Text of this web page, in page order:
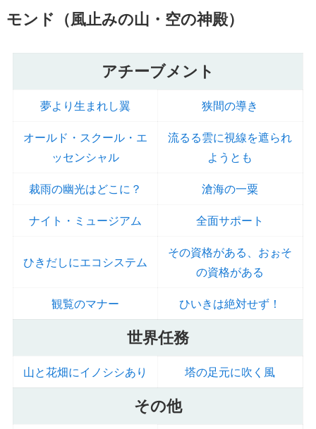
モンド（風止みの山・空の神殿）
アチーブメント
夢より生まれし翼 狭間の導き
オールド・スクール・エ
ッセンシャル
流るる雲に視線を遮られ
ようとも
裁雨の幽光はどこに？ 滄海の一粟
ナイト・ミュージアム 全面サポート
ひきだしにエコシステム
その資格がある、おぉそ
の資格がある
観覧のマナー ひいきは絶対せず！
世界任務
山と花畑にイノシシあり 塔の足元に吹く風
その他